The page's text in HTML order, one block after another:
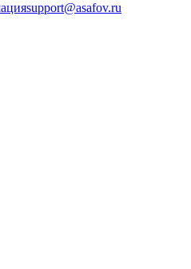
support@asafov.ru